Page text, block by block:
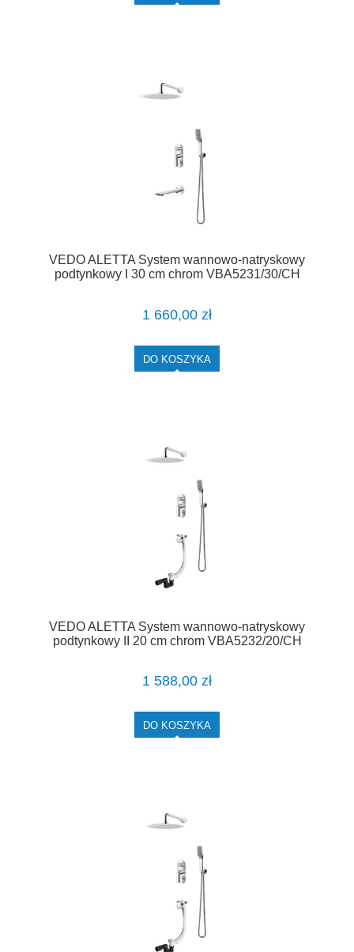
VEDO ALETTA System wannowo-natryskowy
podtynkowy I 30 cm chrom VBA5231/30/CH
1 660,00 zł
DO KOSZYKA
VEDO ALETTA System wannowo-natryskowy
podtynkowy II 20 cm chrom VBA5232/20/CH
1 588,00 zł
DO KOSZYKA